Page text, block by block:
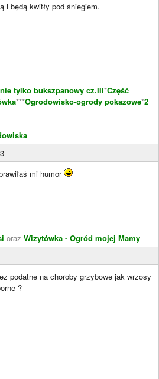
i będą kwitły pod śniegiem.
tylko bukszpanowy cz.III*Część
***Ogrodowisko-ogrody pokazowe*2
mi humor
oraz Wizytówka - Ogród mojej Mamy
podatne na choroby grzybowe jak wrzosy
?